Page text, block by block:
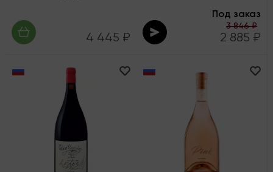
4 445 ₽
Под заказ
3 846 ₽
2 885 ₽